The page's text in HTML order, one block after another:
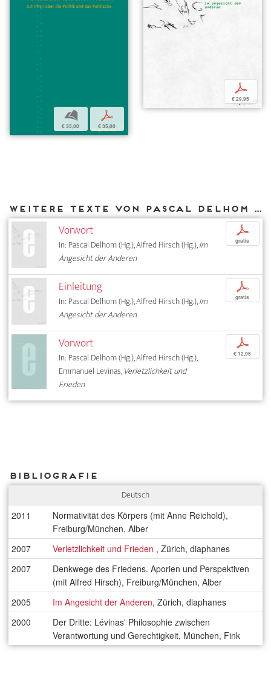
b
€ 35,00
p
€ 35,00
p
€ 29,95
Weitere Texte von Pascal Delhom bei DIAPHANES
Vorwort
In: Pascal Delhom (Hg.), Alfred Hirsch (Hg.),Im
Angesicht der Anderen
p
gratis
Einleitung
In: Pascal Delhom (Hg.), Alfred Hirsch (Hg.),Im
Angesicht der Anderen
p
gratis
Vorwort
In: Pascal Delhom (Hg.), Alfred Hirsch (Hg.),
Emmanuel Levinas,Verletzlichkeit und
Frieden
p
€ 12,95
Bibliografie
Deutsch
2011
Normativität des Körpers (mit Anne Reichold),
Freiburg/München, Alber
2007
Verletzlichkeit und Frieden , Zürich, diaphanes
2007
Denkwege des Friedens. Aporien und Perspektiven
(mit Alfred Hirsch), Freiburg/München, Alber
2005
Im Angesicht der Anderen, Zürich, diaphanes
2000
Der Dritte: Lévinas' Philosophie zwischen
Verantwortung und Gerechtigkeit, München, Fink